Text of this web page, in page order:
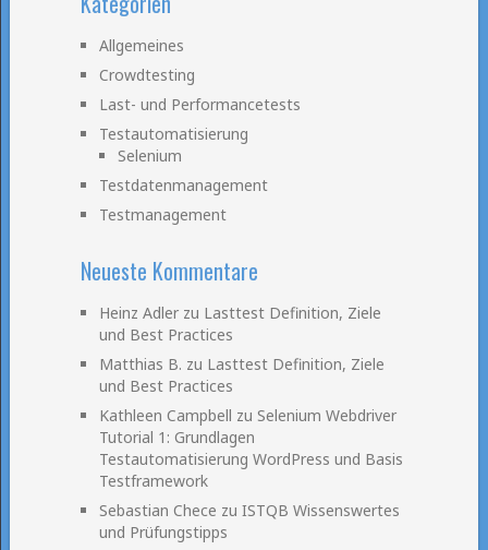
Allgemeines
Crowdtesting
Last- und Performancetests
Testautomatisierung
Selenium
Testdatenmanagement
Testmanagement
Neueste Kommentare
Heinz Adlerzu Lasttest Definition, Ziele
und Best Practices
Matthias B. zu Lasttest Definition, Ziele
und Best Practices
Kathleen Campbell zu Selenium Webdriver
Tutorial 1: Grundlagen
Testautomatisierung WordPress und Basis
Testframework
Sebastian Chece zu ISTQB Wissenswertes
und Prüfungstipps